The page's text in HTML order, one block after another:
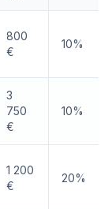
800
€
10%
3
750
€
10%
1 200
€
20%